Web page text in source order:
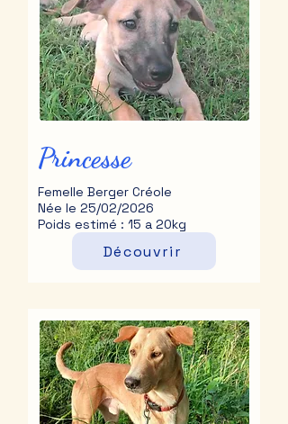
Princesse
Femelle Berger Créole
Née le 25/02/2026
Poids estimé : 15 a 20kg
Découvrir